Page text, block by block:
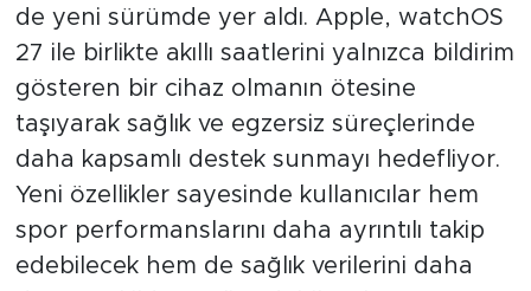
de yeni sürümde yer aldı. Apple, watchOS
27 ile birlikte akıllı saatlerini yalnızca bildirim
gösteren bir cihaz olmanın ötesine
taşıyarak sağlık ve egzersiz süreçlerinde
daha kapsamlı destek sunmayı hedefliyor.
Yeni özellikler sayesinde kullanıcılar hem
spor performanslarını daha ayrıntılı takip
edebilecek hem de sağlık verilerini daha